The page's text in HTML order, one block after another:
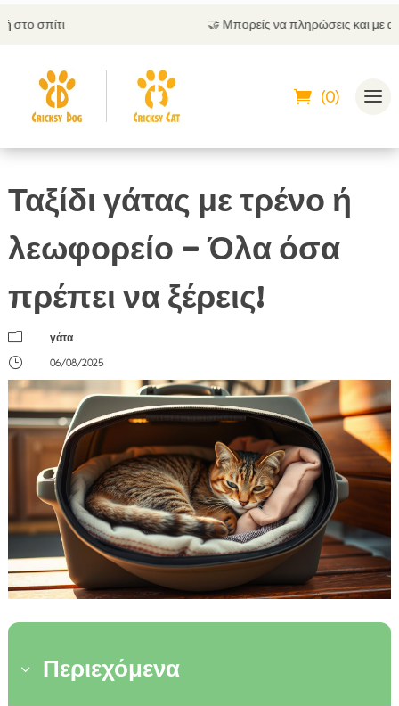
Μπορείς να πληρώσεις και με αντικαταβολή
(0)
Ταξίδι γάτας με τρένο ή
λεωφορείο – Όλα όσα
πρέπει να ξέρεις!
m
γάτα
}
06/08/2025
3 Περιεχόμενα